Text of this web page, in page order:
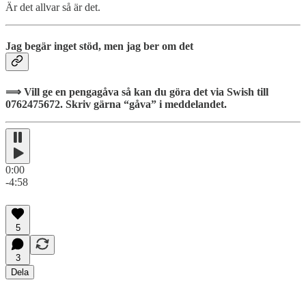
Är det allvar så är det.
Jag begär inget stöd, men jag ber om det
⟹ Vill ge en pengagåva så kan du göra det via Swish till
0762475672. Skriv gärna “gåva” i meddelandet.
0:00
-4:58
5
3
Dela